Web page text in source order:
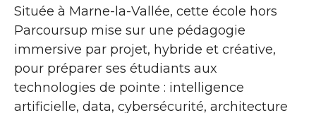
Située à Marne-la-Vallée, cette école hors
Parcoursup mise sur une pédagogie
immersive par projet, hybride et créative,
pour préparer ses étudiants aux
technologies de pointe : intelligence
artificielle, data, cybersécurité, architecture